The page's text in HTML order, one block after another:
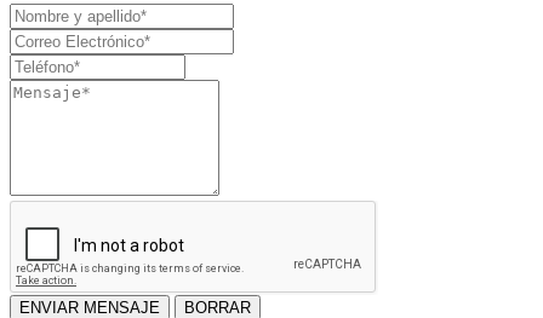
Nombre
y
apellido
Correo
Electrónico
Teléfono
Mensaje
ENVIAR MENSAJE BORRAR